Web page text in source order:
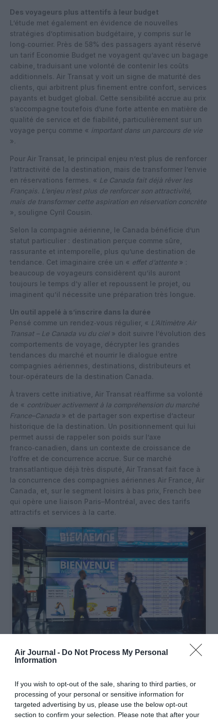
Air Journal - Do Not Process My Personal
Information
If you wish to opt-out of the sale, sharing to third parties, or
processing of your personal or sensitive information for
targeted advertising by us, please use the below opt-out
section to confirm your selection. Please note that after your
Des voyageurs plus attentifs à leur budget
L’étude met également en évidence de nouvelles
stratégies d’optimisation budgétaire, y compris sur le
long‑courrier. Près de 58% des passagers ayant réservé
un tarif Economie Budget ne voyagent qu’avec un bagage
cabine, traduisant une volonté de contenir les coûts
additionnels. Air Transat y voit un signe de maturité des
clients, qui arbitrent plus finement entre confort, services
payants et budget global. Cette sensibilité accrue au prix
s’accompagne toutefois d’une forte attente en matière de
qualité de service et de fiabilité, particulièrement sur un
voyage perçu comme « important dans un parcours de vie
».
Pour Air Transat, le principal enjeu n’est plus de renforcer
l’attractivité de la destination, mais de transformer l’envie
en réservations fermes. « Le Canada fait déjà rêver les
Français. L’enjeu n’est plus de renforcer son attractivité,
mais de transformer cette aspiration en réservation concrète
», souligne Cyril Cousin.
Selon la compagnie aérienne, le Canada bénéficie d’un
statut particulier : destination perçue comme sûre,
rassurante et intemporelle, plus qu’une destination de
tendance. Cet imaginaire crée un « effet d’attente » :
beaucoup de voyageurs considèrent qu’ils auront
toujours le temps d’y aller et repoussent le projet, ou
imaginent qu’il nécessite une préparation très longue.
Un outil appelé à s’inscrire dans la durée
Pensé comme un rendez‑vous régulier, « L’Altimètre Air
Transat – Le Canada vu du ciel» doit suivre l’évolution des
comportements de voyage, décrypter les grandes
tendances du marché et nourrir le dialogue entre
compagnies aériennes, destinations, distributeurs et
tour‑opérateurs de la destination Canada.
À travers cette initiative, Air Transat réaffirme sa volonté
de « contribuer activement à la compréhension du marché
France–Canada » et de partager son expertise d’acteur
historique de la destination. Un positionnement qui lui
permet aussi de rappeler son poids sur l’axe
franco‑canadien, dans un contexte de croissance de
l’offre et de concurrence accrue. Sur ce marché
transatlantique déjà très disputé, Air Transat fait face à
la concurrence des compagnies aériennes Air France, Air
Canada, et, sur le segment loisirs à bas prix, French bee
qui opère une liaison Paris–Montréal, avec des tarifs
attractifs et services à la carte.